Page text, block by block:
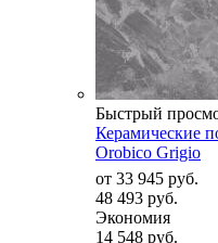
Быстрый
Керамические
Orobico Grigio
от 33 945 руб.
48 493 руб.
Экономия
14 548 руб.